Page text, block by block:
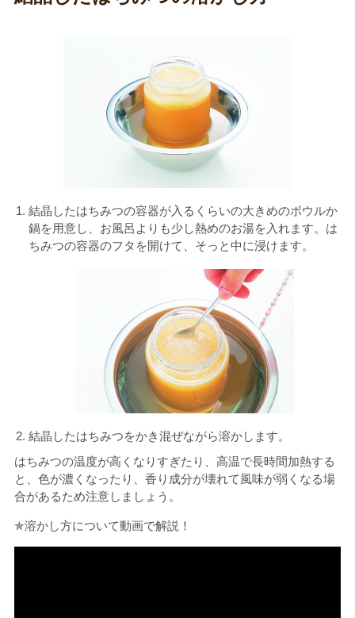
結晶したはちみつの容器が入るくらいの大きめのボウルか
鍋を用意し、お風呂よりも少し熱めのお湯を入れます。は
ちみつの容器のフタを開けて、そっと中に浸けます。
結晶したはちみつをかき混ぜながら溶かします。
はちみつの温度が高くなりすぎたり、高温で長時間加熱する
と、色が濃くなったり、香り成分が壊れて風味が弱くなる場
合があるため注意しましょう。
✯溶かし方について動画で解説！